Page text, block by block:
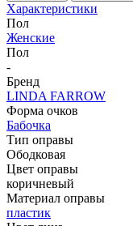
Характеристики
Пол
Женские
Пол
-
Бренд
LINDA FARROW
Форма очков
Бабочка
Тип оправы
Ободковая
Цвет оправы
коричневый
Материал оправы
пластик